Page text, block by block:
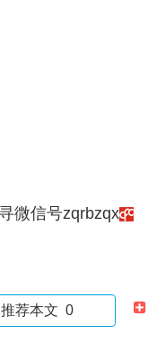
微信号zqrbzqx
推荐本文 0